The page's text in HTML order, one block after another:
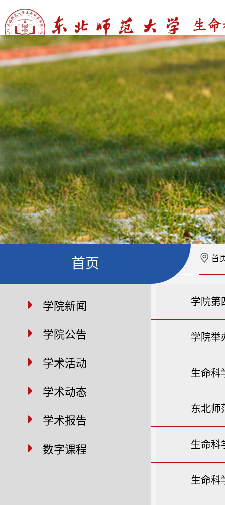
首页 首
学院新闻
学院公告
学术活动
学术动态
学术报告
数字课程
学院第
学院举
生命科
东北师
生命科
生命科